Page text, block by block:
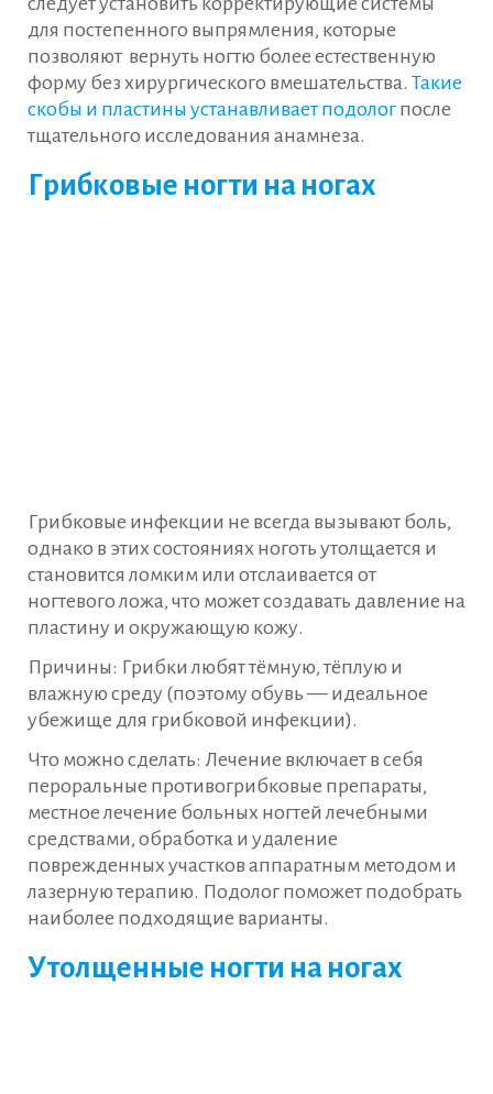
для постепенного выпрямления, которые
позволяют вернуть ногтю более естественную
форму без хирургического вмешательства. Такие
скобы и пластины устанавливает подолог после
тщательного исследования анамнеза.
Грибковые ногти на ногах
Грибковые инфекции не всегда вызывают боль,
однако в этих состояниях ноготь утолщается и
становится ломким или отслаивается от
ногтевого ложа, что может создавать давление на
пластину и окружающую кожу.
Причины: Грибки любят тёмную, тёплую и
влажную среду (поэтому обувь — идеальное
убежище для грибковой инфекции).
Что можно сделать: Лечение включает в себя
пероральные противогрибковые препараты,
местное лечение больных ногтей лечебными
средствами, обработка и удаление
поврежденных участков аппаратным методом и
лазерную терапию. Подолог поможет подобрать
наиболее подходящие варианты.
Утолщенные ногти на ногах